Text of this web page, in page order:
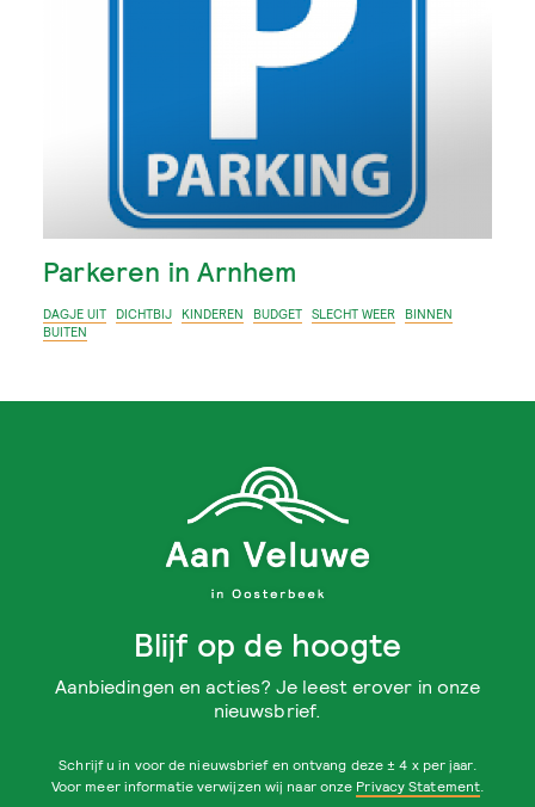
Parkeren in Arnhem
DAGJE UIT DICHTBIJ KINDEREN BUDGET SLECHT WEER
BINNEN
BUITEN
Blijf op de hoogte
Aanbiedingen en acties? Je leest erover in onze
nieuwsbrief.
Schrijf u in voor de nieuwsbrief en ontvang deze ± 4 x per jaar.
Voor meer informatie verwijzen wij naar onze Privacy Statement.